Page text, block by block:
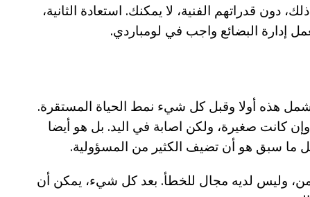
دون قدراتهم الفنية، لا يمكنك. استعادة الثانية،
إدارة البضائع واجب في لومباردي.
هذه أولا وقبل كل شيء نمط الحياة المستقرة.
كانت صغيرة، ولكن اصابة في اليد. بل هو أيضا
كل ما سبق هو أن تضيف الكثير من المسؤولية.
وليس لديه مجال للخطأ. بعد كل شيء، يمكن أن